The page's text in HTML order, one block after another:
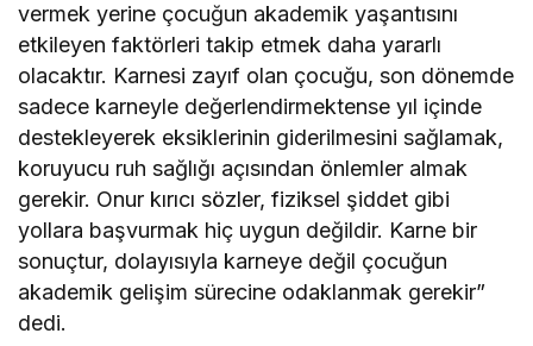
vermek yerine çocuğun akademik yaşantısını
etkileyen faktörleri takip etmek daha yararlı
olacaktır. Karnesi zayıf olan çocuğu, son dönemde
sadece karneyle değerlendirmektense yıl içinde
destekleyerek eksiklerinin giderilmesini sağlamak,
koruyucu ruh sağlığı açısından önlemler almak
gerekir. Onur kırıcı sözler, fiziksel şiddet gibi
yollara başvurmak hiç uygun değildir. Karne bir
sonuçtur, dolayısıyla karneye değil çocuğun
akademik gelişim sürecine odaklanmak gerekir”
dedi.